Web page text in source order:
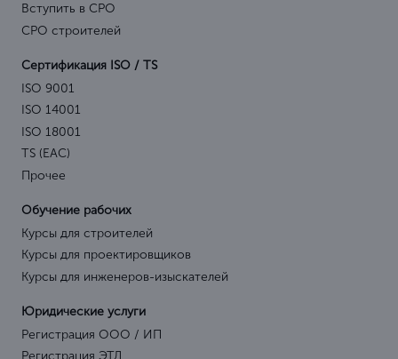
Вступить в СРО
СРО строителей
Сертификация ISO / TS
ISO 9001
ISO 14001
ISO 18001
TS (EAC)
Прочее
Обучение рабочих
Курсы для строителей
Курсы для проектировщиков
Курсы для инженеров-изыскателей
Юридические услуги
Регистрация ООО / ИП
Регистрация ЭТЛ